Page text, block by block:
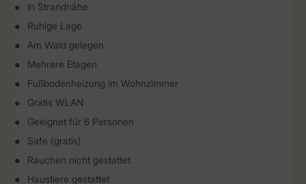
In Strandnähe
Ruhige Lage
Am Wald gelegen
Mehrere Etagen
Fußbodenheizung im Wohnzimmer
Gratis WLAN
Geeignet für 6 Personen
Safe (gratis)
Rauchen nicht gestattet
Haustiere gestattet